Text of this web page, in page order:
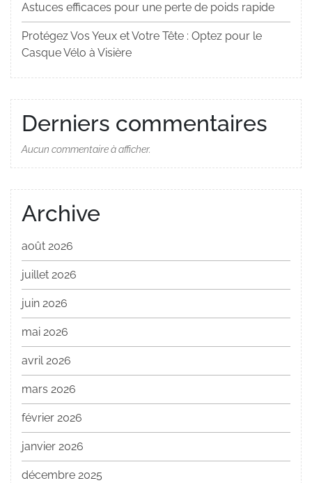
Astuces efficaces pour une perte de poids rapide
Protégez Vos Yeux et Votre Tête : Optez pour le
Casque Vélo à Visière
Derniers commentaires
Aucun commentaire à afficher.
Archive
août 2026
juillet 2026
juin 2026
mai 2026
avril 2026
mars 2026
février 2026
janvier 2026
décembre 2025